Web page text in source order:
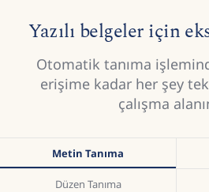
Yazılı belgeler için
Otomatik tanıma
erişime kadar her şey
çalışma
Metin Tanıma
Düzen Tanıma